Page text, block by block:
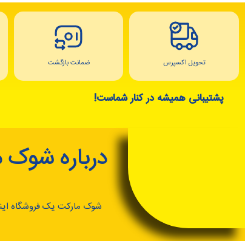
تحویل اکسپرس ضمانت بازگشت
پشتیبانی همیشه در کنار شماست!
درباره
شوک مارکت یک فروشگاه